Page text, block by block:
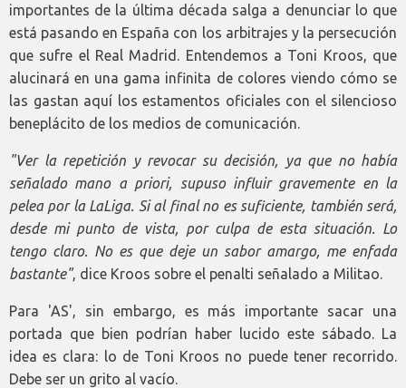
importantes de la última década salga a denunciar lo que
está pasando en España con los arbitrajes y la persecución
que sufre el Real Madrid. Entendemos a Toni Kroos, que
alucinará en una gama infinita de colores viendo cómo se
las gastan aquí los estamentos oficiales con el silencioso
beneplácito de los medios de comunicación.
"Ver la repetición y revocar su decisión, ya que no había
señalado mano a priori, supuso influir gravemente en la
pelea por la LaLiga. Si al final no es suficiente, también será,
desde mi punto de vista, por culpa de esta situación. Lo
tengo claro. No es que deje un sabor amargo, me enfada
bastante", dice Kroos sobre el penalti señalado a Militao.
Para 'AS', sin embargo, es más importante sacar una
portada que bien podrían haber lucido este sábado. La
idea es clara: lo de Toni Kroos no puede tener recorrido.
Debe ser un grito al vacío.